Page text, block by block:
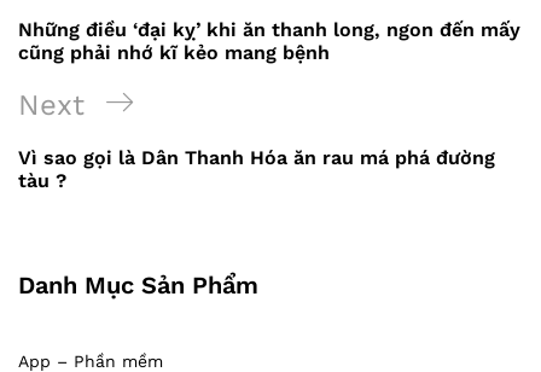
hướng
bài
Post
Những điều ‘đại kỵ’ khi ăn thanh long, ngon đến mấy
cũng phải nhớ kĩ kẻo mang bệnh
Next
Post
Next
Vì sao gọi là Dân Thanh Hóa ăn rau má phá đường
tàu ?
Danh Mục Sản Phẩm
App – Phần mềm